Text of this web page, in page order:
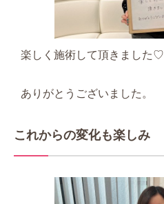
楽しく施術して頂きました♡
ありがとうございました。
これからの変化も楽しみ